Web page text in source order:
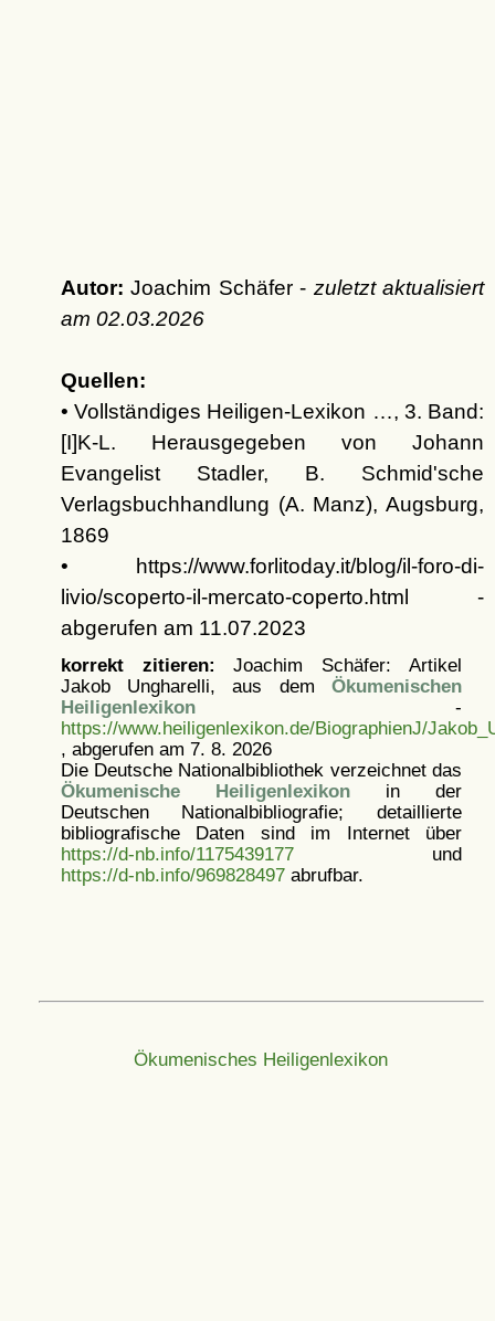
Autor: Joachim Schäfer - zuletzt aktualisiert
am 02.03.2026
Quellen:
• Vollständiges Heiligen-Lexikon …, 3. Band:
[I]K-L. Herausgegeben von Johann
Evangelist Stadler, B. Schmid'sche
Verlagsbuchhandlung (A. Manz), Augsburg,
1869
• https://www.forlitoday.it/blog/il-foro-di-
livio/scoperto-il-mercato-coperto.html -
abgerufen am 11.07.2023
korrekt zitieren: Joachim Schäfer: Artikel
Jakob Ungharelli, aus dem Ökumenischen
Heiligenlexikon-
https://www.heiligenlexikon.de/BiographienJ/
, abgerufen am 7. 8. 2026
Die Deutsche Nationalbibliothek verzeichnet das
Ökumenische Heiligenlexikonin der
Deutschen Nationalbibliografie; detaillierte
bibliografische Daten sind im Internet über
https://d-nb.info/1175439177und
https://d-nb.info/969828497abrufbar.
Ökumenisches Heiligenlexikon